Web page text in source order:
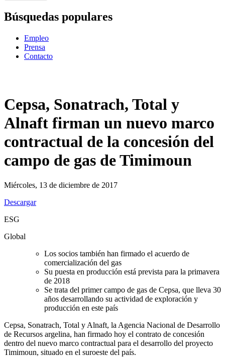
Búsquedas populares
Empleo
Prensa
Contacto
Cepsa, Sonatrach, Total y
Alnaft firman un nuevo marco
contractual de la concesión del
campo de gas de Timimoun
Miércoles, 13 de diciembre de 2017
Descargar
ESG
Global
Los socios también han firmado el acuerdo de
comercialización del gas
Su puesta en producción está prevista para la primavera
de 2018
Se trata del primer campo de gas de Cepsa, que lleva 30
años desarrollando su actividad de exploración y
producción en este país
Cepsa, Sonatrach, Total y Alnaft, la Agencia Nacional de Desarrollo
de Recursos argelina, han firmado hoy el contrato de concesión
dentro del nuevo marco contractual para el desarrollo del proyecto
Timimoun, situado en el suroeste del país.